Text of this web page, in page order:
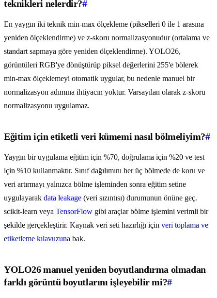
teknikleri nelerdir?#
En yaygın iki teknik min-max ölçekleme (pikselleri 0 ile 1 arasına
yeniden ölçeklendirme) ve z-skoru normalizasyonudur (ortalama ve
standart sapmaya göre yeniden ölçeklendirme). YOLO26,
görüntüleri RGB'ye dönüştürüp piksel değerlerini 255'e bölerek
min-max ölçeklemeyi otomatik uygular, bu nedenle manuel bir
normalizasyon adımına ihtiyacın yoktur. Varsayılan olarak z-skoru
normalizasyonu uygulamaz.
Eğitim için etiketli veri kümemi nasıl bölmeliyim?#
Yaygın bir uygulama eğitim için %70, doğrulama için %20 ve test
için %10 kullanmaktır. Sınıf dağılımını her üç bölmede de koru ve
veri artırmayı yalnızca bölme işleminden sonra eğitim setine
uygulayarak data leakage (veri sızıntısı) durumunun önüne geç.
scikit-learn veya TensorFlow gibi araçlar bölme işlemini verimli bir
şekilde gerçekleştirir. Kaynak veri seti hazırlığı için veri toplama ve
etiketleme kılavuzuna bak.
YOLO26 manuel yeniden boyutlandırma olmadan
farklı görüntü boyutlarını işleyebilir mi?#